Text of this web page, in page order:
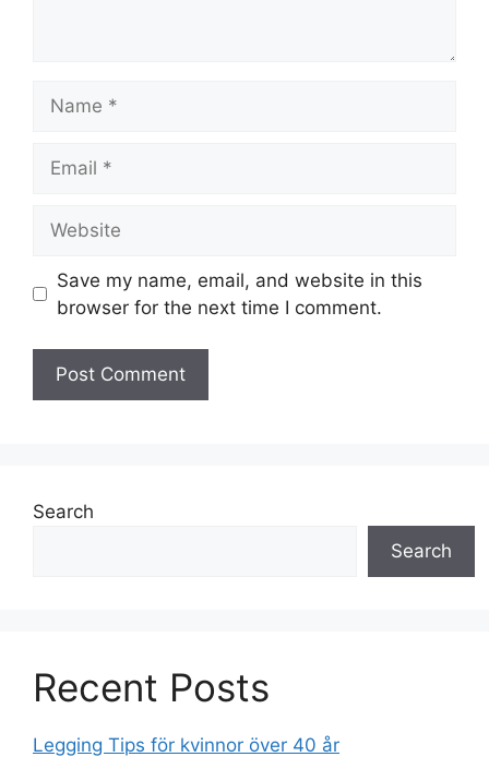
Save my name, email, and website in this
browser for the next time I comment.
Search
Search
Recent Posts
Legging Tips för kvinnor över 40 år